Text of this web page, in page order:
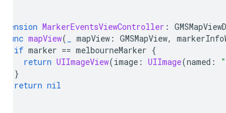
extension MarkerEventsViewController :
func mapView( mapView : GMSMapView,
if marker == melbourneMarker {
return UIImageView(image : UIImage(named :
}
return nil